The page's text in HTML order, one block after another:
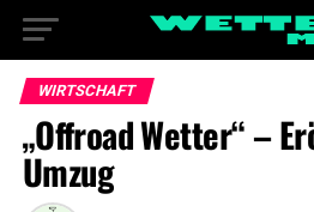
WIRTSCHAFT
„Offroad Wetter“ –
Umzug